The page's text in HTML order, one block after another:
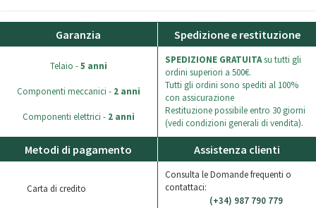
Garanzia
Telaio -5 anni
Componenti meccanici - 2 anni
Componenti elettrici - 2 anni
Spedizione e restituzione
SPEDIZIONE GRATUITAsu tutti gli
ordini superiori a 500€.
Tutti gli ordini sono spediti al 100%
con assicurazione
Restituzione possibile entro 30 giorni
(vedi condizioni generali di vendita).
Metodi di pagamento
Carta di credito
Assistenza clienti
Consulta le Domande frequenti o
contattaci:
(+34) 987 790 779